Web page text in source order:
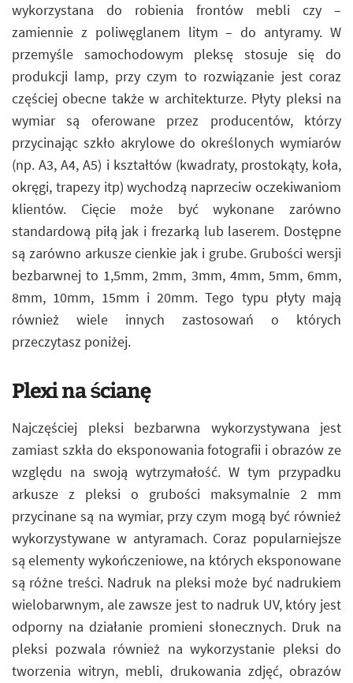
wykorzystana do robienia frontów mebli czy –
zamiennie z poliwęglanem litym – do antyramy. W
przemyśle samochodowym pleksę stosuje się do
produkcji lamp, przy czym to rozwiązanie jest coraz
częściej obecne także w architekturze. Płyty pleksi na
wymiar są oferowane przez producentów, którzy
przycinając szkło akrylowe do określonych wymiarów
(np. A3, A4, A5) i kształtów (kwadraty, prostokąty, koła,
okręgi, trapezy itp) wychodzą naprzeciw oczekiwaniom
klientów. Cięcie może być wykonane zarówno
standardową piłą jak i frezarką lub laserem. Dostępne
są zarówno arkusze cienkie jak i grube. Grubości wersji
bezbarwnej to 1,5mm, 2mm, 3mm, 4mm, 5mm, 6mm,
8mm, 10mm, 15mm i 20mm. Tego typu płyty mają
również wiele innych zastosowań o których
przeczytasz poniżej.
Plexi na ścianę
Najczęściej pleksi bezbarwna wykorzystywana jest
zamiast szkła do eksponowania fotografii i obrazów ze
względu na swoją wytrzymałość. W tym przypadku
arkusze z pleksi o grubości maksymalnie 2 mm
przycinane są na wymiar, przy czym mogą być również
wykorzystywane w antyramach. Coraz popularniejsze
są elementy wykończeniowe, na których eksponowane
są różne treści. Nadruk na pleksi może być nadrukiem
wielobarwnym, ale zawsze jest to nadruk UV, który jest
odporny na działanie promieni słonecznych. Druk na
pleksi pozwala również na wykorzystanie pleksi do
tworzenia witryn, mebli, drukowania zdjęć, obrazów